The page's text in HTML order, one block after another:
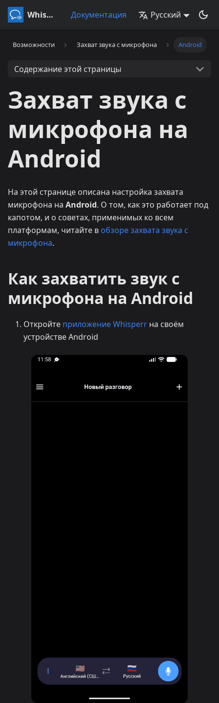
Whisperr Документация Русский
Возможности Захват звука с микрофона Android
Содержание этой страницы
Захват звука с
микрофона на
Android
На этой странице описана настройка захвата
микрофона на Android. О том, как это работает под
капотом, и о советах, применимых ко всем
платформам, читайте в обзоре захвата звука с
микрофона.
Как захватить звук с
микрофона на Android
Откройте приложение Whisperr на своём
устройстве Android